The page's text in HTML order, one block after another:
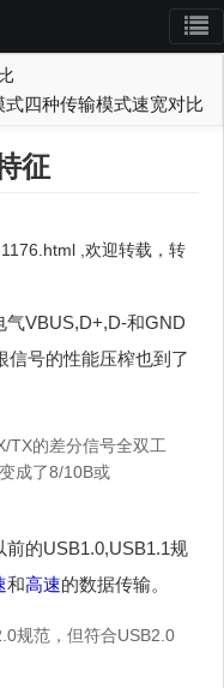
四种传输模式速宽对比
征
,欢迎转载，转
气VBUS,D+,D-和GND
信号的性能压榨也到了
TX的差分信号全双工
成了8/10B或
的USB1.0,USB1.1规
和高速的数据传输。
规范，但符合USB2.0